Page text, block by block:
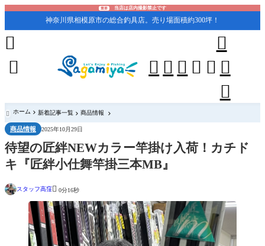
重要 当店は店内撮影禁止です
神奈川県相模原市の総合釣具店。売り場面積約300坪！
    





 ホーム 新着記事一覧 商品情報
商品情報 2025年10月29日
待望の匠絆NEWカラー竿掛け入荷！カチド
キ『匠絆小仕舞竿掛三本MB』
スタッフ高窪 0分16秒